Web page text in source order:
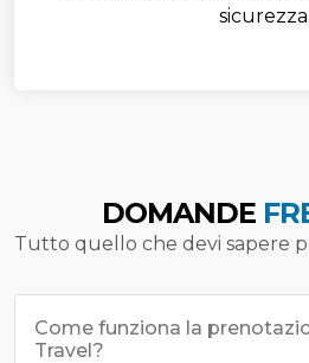
sicurezza.
DOMANDE
Tutto quello che devi sapere
Come funziona la
Travel?